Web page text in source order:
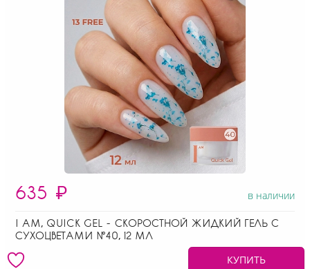
635 ₽ в наличии
I AM, QUICK GEL - СКОРОСТНОЙ ЖИДКИЙ ГЕЛЬ С
СУХОЦВЕТАМИ №40, 12 МЛ
КУПИТЬ